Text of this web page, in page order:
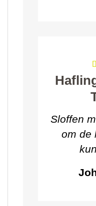
Sloffen
om de